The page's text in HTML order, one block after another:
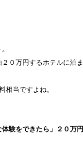
０万円するホテルに泊
相当ですよね。
験をできたら」２０万